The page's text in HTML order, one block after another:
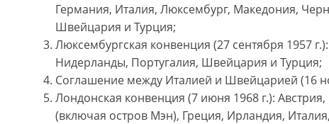
Германия, Италия, Люксембург, Македония,
Швейцария и Турция;
Люксембургская конвенция (27 сентября 1957
Нидерланды, Португалия, Швейцария и Турция;
Соглашение между Италией и Швейцарией (16
Лондонская конвенция (7 июня 1968 г.):
(включая остров Мэн), Греция, Ирландия,